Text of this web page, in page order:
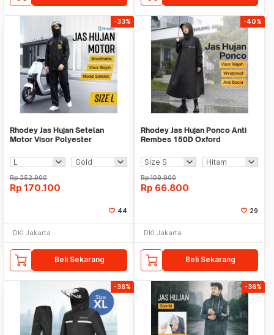
-33%
Rhodey Jas Hujan Setelan
Motor Visor Polyester
Rp252.900
Rp 170.100
44
DKI Jakarta
Beli Sekarang
-40%
Rhodey Jas Hujan Ponco Anti
Rembes 150D Oxford
Rp109.900
Rp 66.800
29
DKI Jakarta
Beli Sekarang
-36% -36%